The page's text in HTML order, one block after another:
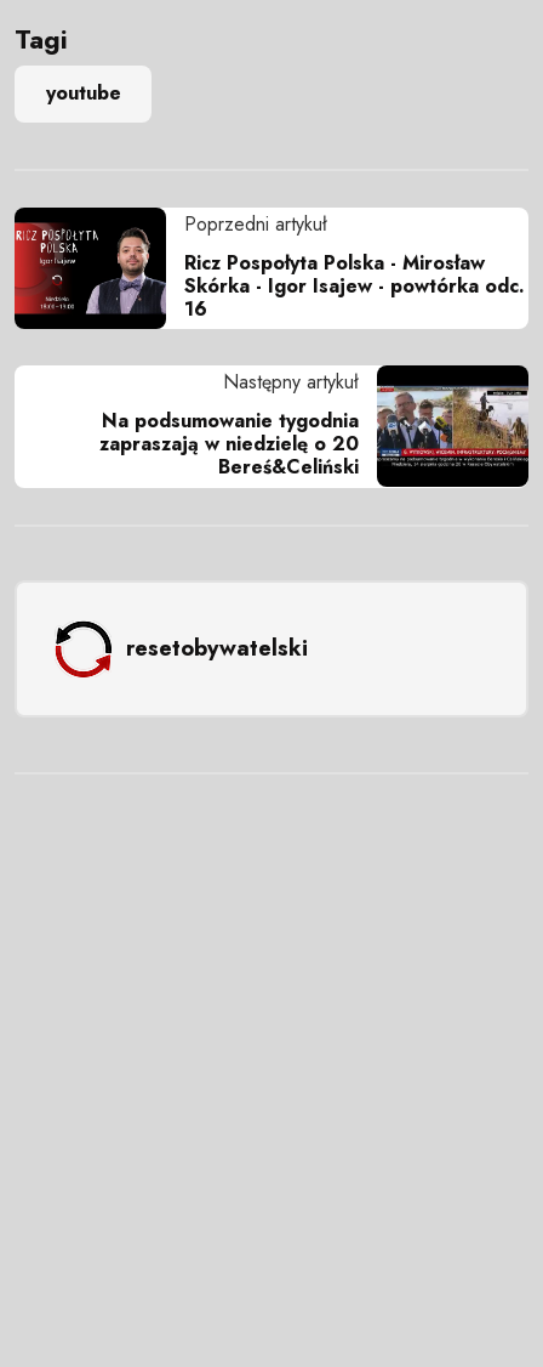
Tagi
youtube
Poprzedni artykuł
Ricz Pospołyta Polska - Mirosław
Skórka - Igor Isajew - powtórka odc.
16
Następny artykuł
Na podsumowanie tygodnia
zapraszają w niedzielę o 20
Bereś&Celiński
resetobywatelski